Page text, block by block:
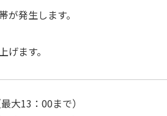
発生します。
ます。
大13：00まで）